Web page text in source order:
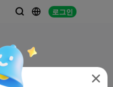
  로그인
